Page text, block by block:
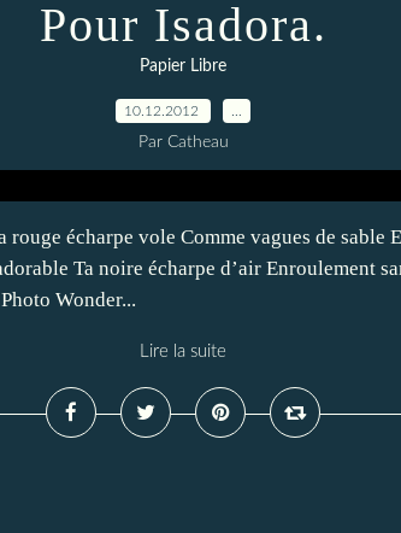
Pour Isadora.
Papier Libre
10.12.2012
Par Catheau
rouge écharpe vole Comme vagues de sable
Ta noire écharpe d’air Enroulement
Wonder...
Lire la suite